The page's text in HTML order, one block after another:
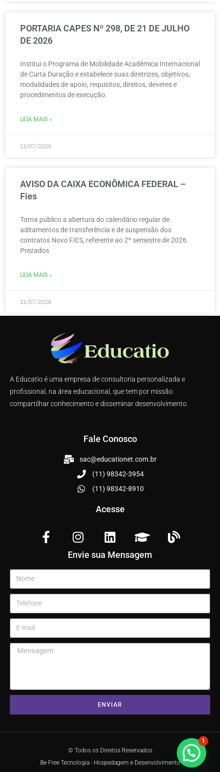
PORTARIA CAPES Nº 298, DE 21 DE JULHO
DE 2026
Institui o Programa de Mobilidade Acadêmica Internacional
de Curta Duração e estabelece suas diretrizes, objetivos,
modalidades de apoio, requisitos, direitos, deveres e
procedimentos de execução.
LEIA MAIS »
21/07/2026
AVISO DA CAIXA ECONÔMICA FEDERAL –
Fies
Torna público a abertura do calendário regular de
aditamentos de transferência e de suspensão dos
contratos Novo FIES, referente ao 2º semestre de 2026.
Prezados
LEIA MAIS »
21/07/2026
A Educatio é uma empresa de consultoria personalizada e
profissional, na área educacional, que tem por missão
compartilhar conhecimento e disseminar desenvolvimento.
Fale Conosco
sac@educationet.com.br
(11) 98342-3954
(11) 98342-8910
Acesse
Envie sua Mensagem
ENVIAR
© Todos os Direitos Reservados
Be Free Tecnologia - Hospedagem e Desenvolvimento
1